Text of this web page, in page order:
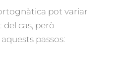
pot variar
cas, però
passos: